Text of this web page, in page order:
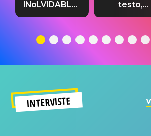
INoLVIDABLE”:
testo,
significato
testo,
traduzione
del singolo
INTERVISTE